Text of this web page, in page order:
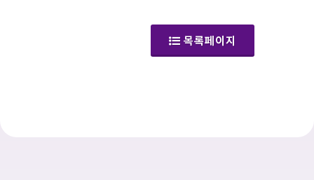
(갤러리)
목록페이지